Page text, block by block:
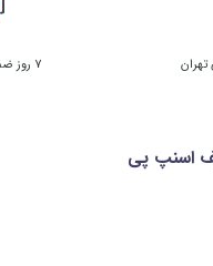
7 روز ضمانت بازگشت کالا
اسنپ پی